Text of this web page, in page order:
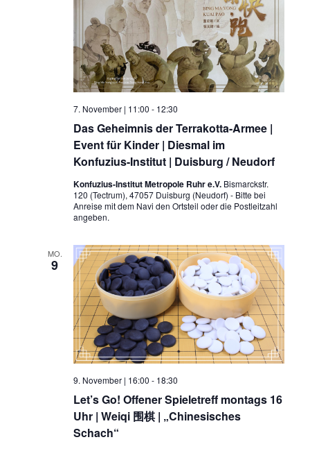
Das Geheimnis der Terrakotta-Armee |
Event für Kinder | Diesmal im
Konfuzius-Institut | Duisburg / Neudorf
7. November | 11:00 - 12:30
Konfuzius-Institut Metropole Ruhr e.V. Bismarckstr.
120 (Tectrum), 47057 Duisburg (Neudorf) - Bitte bei
Anreise mit dem Navi den Ortsteil oder die Postleitzahl
angeben.
MO.
9
Let’s Go! Offener Spieletreff montags 16
Uhr | Weiqi 围棋 | „Chinesisches
Schach“
9. November | 16:00 - 18:30